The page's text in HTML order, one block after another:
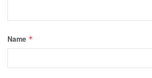
Name *